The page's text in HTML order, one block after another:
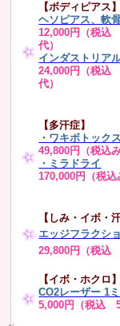
【ボディピアス】
ヘソピアス、軟
12,000円（税込
代）
インダストリア
24,000円（税込
代）
【多汗症】
・ ワキボトック
49,800円（税込
・ミラドライ
170,000円（税
【しみ・イボ・
エッジフラクシ
29,800円（税込
【イボ・ホクロ】
CO2レーザー 1ミ
5,000円（税込